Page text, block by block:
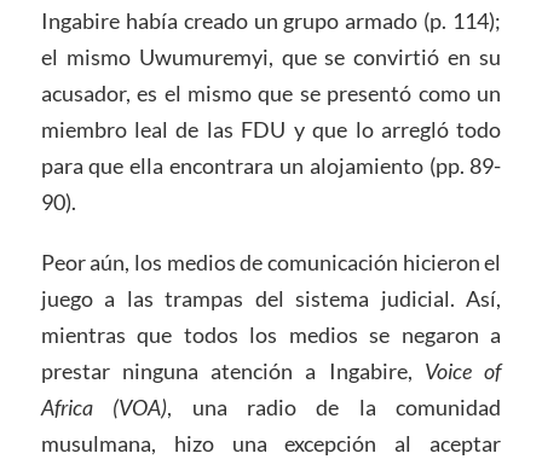
Ingabire había creado un grupo armado (p. 114);
el mismo Uwumuremyi, que se convirtió en su
acusador, es el mismo que se presentó como un
miembro leal de las FDU y que lo arregló todo
para que ella encontrara un alojamiento (pp. 89-
90).
Peor aún, los medios de comunicación hicieron el
juego a las trampas del sistema judicial. Así,
mientras que todos los medios se negaron a
prestar ninguna atención a Ingabire, Voice of
Africa (VOA), una radio de la comunidad
musulmana, hizo una excepción al aceptar